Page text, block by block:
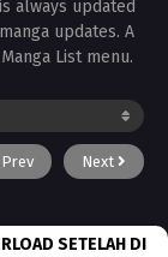
is always updated
updates. A
List menu.
Prev Next
SETELAH DI